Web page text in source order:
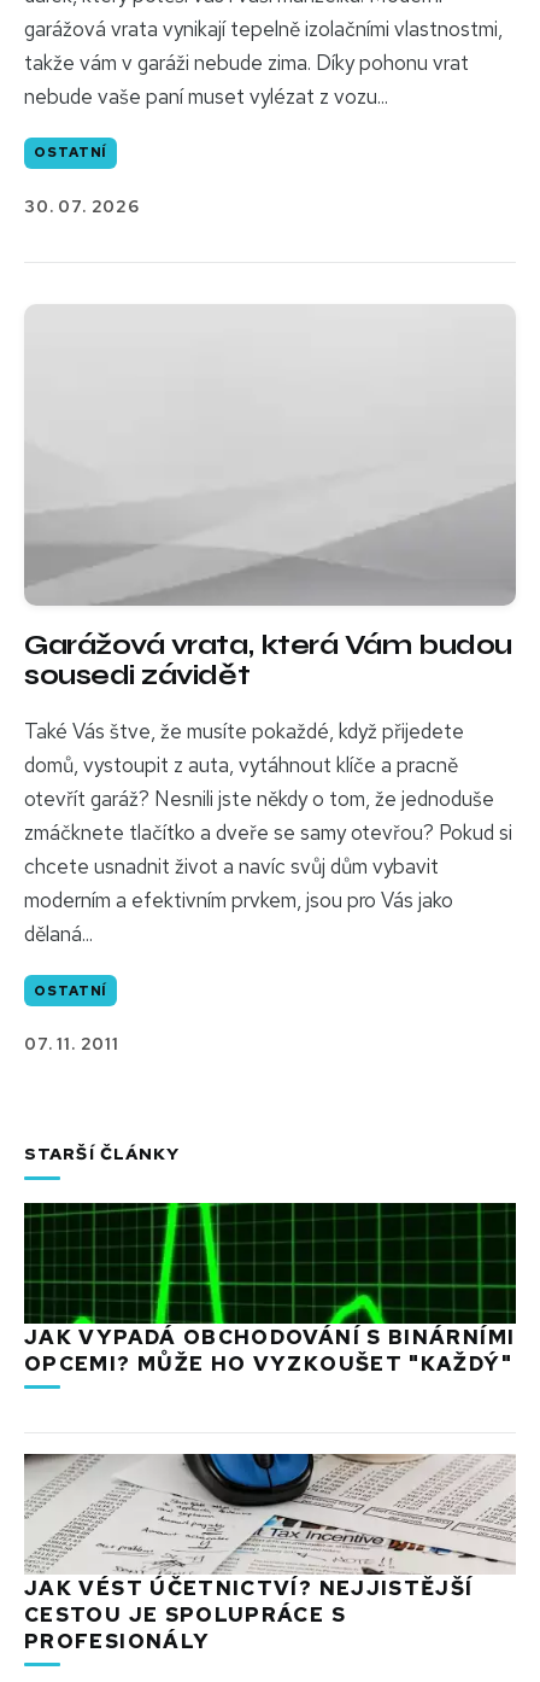
garážová vrata vynikají tepelně izolačními vlastnostmi,
takže vám v garáži nebude zima. Díky pohonu vrat
nebude vaše paní muset vylézat z vozu...
OSTATNÍ
30. 07. 2026
Garážová vrata, která Vám budou
sousedi závidět
Také Vás štve, že musíte pokaždé, když přijedete
domů, vystoupit z auta, vytáhnout klíče a pracně
otevřít garáž? Nesnili jste někdy o tom, že jednoduše
zmáčknete tlačítko a dveře se samy otevřou? Pokud si
chcete usnadnit život a navíc svůj dům vybavit
moderním a efektivním prvkem, jsou pro Vás jako
dělaná...
OSTATNÍ
07. 11. 2011
STARŠÍ ČLÁNKY
JAK VYPADÁ OBCHODOVÁNÍ S BINÁRNÍMI
OPCEMI? MŮŽE HO VYZKOUŠET "KAŽDÝ"
JAK VÉST ÚČETNICTVÍ? NEJJISTĚJŠÍ
CESTOU JE SPOLUPRÁCE S
PROFESIONÁLY